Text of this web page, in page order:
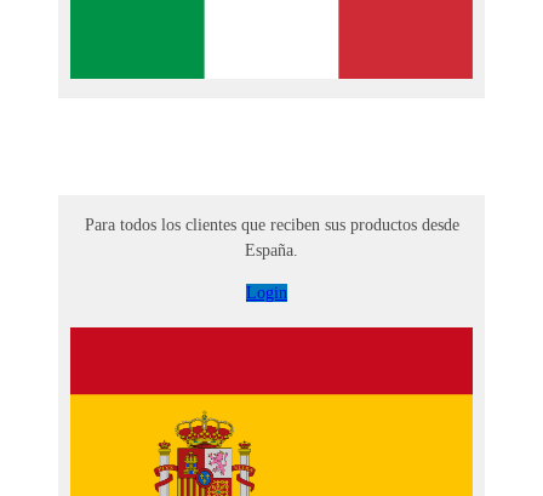
Para todos los clientes que reciben sus productos desde
España.
Login